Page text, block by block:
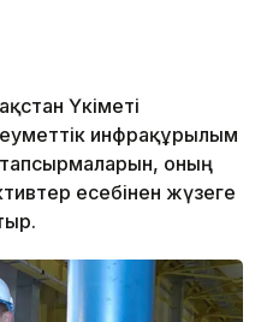
Үкіметі
инфрақұрылым
тапсырмаларын, оның
есебінен жүзеге